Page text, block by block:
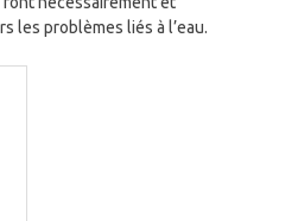
les problèmes liés à l’eau.